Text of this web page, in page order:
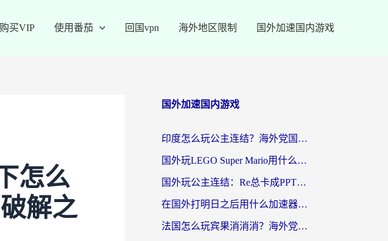
购买VIP 使用番茄 回国vpn 海外地区限制 国外加速国内游戏
怎么
解之
国外加速国内游戏
印度怎么玩公主连结？海外党国服游戏加速终极指南（附仙境传说RO重生细胞优化技巧）
国外玩LEGO Super Mario用什么加速器？2026海外玩家亲测有效指南
国外玩公主连结：Re总卡成PPT？3步选对加速器，畅玩国服无压力
在国外打明日之后用什么加速器好一点？海外玩家亲测有效的国服游戏加速指南
法国怎么玩宾果消消消？海外党国服游戏加速器终极指南（附漫威召唤与合成解决办法）